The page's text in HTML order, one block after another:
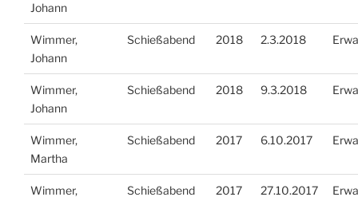
Johann
Wimmer,
Johann
Schießabend 2018 2.3.2018
Wimmer,
Johann
Schießabend 2018 9.3.2018
Wimmer,
Martha
Schießabend 2017 6.10.2017
Wimmer,
Schießabend 2017 27.10.2017